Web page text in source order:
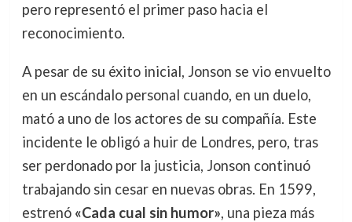
pero representó el primer paso hacia el
reconocimiento.
A pesar de su éxito inicial, Jonson se vio envuelto
en un escándalo personal cuando, en un duelo,
mató a uno de los actores de su compañía. Este
incidente le obligó a huir de Londres, pero, tras
ser perdonado por la justicia, Jonson continuó
trabajando sin cesar en nuevas obras. En 1599,
estrenó «Cada cual sin humor», una pieza más